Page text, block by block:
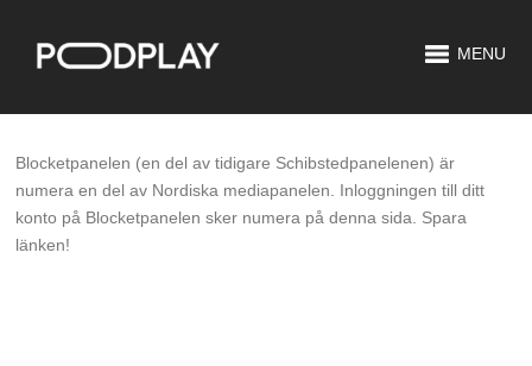
MENU
Blocketpanelen (en del av tidigare Schibstedpanelenen) är
numera en del av Nordiska mediapanelen. Inloggningen till ditt
konto på Blocketpanelen sker numera på denna sida. Spara
länken!